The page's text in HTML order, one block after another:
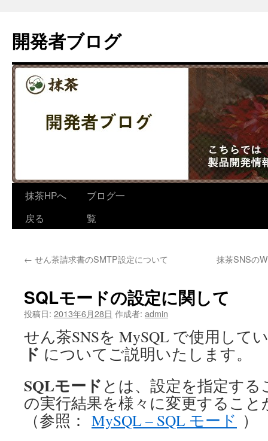
テ
ン
へ
ス
キ
ッ
プ
開発者ブログ
抹茶HPへ
戻る
ブログ一
覧
← せん茶請求書のSMTP設定について 抹茶SNSの
SQLモードの設定に関して
投稿日: 2013年6月28日 作成者: admin
せん茶SNSを MySQL で使用して
ド についてご説明いたします。
SQLモード とは、設定を指定する
の実行結果を様々に変更するこ
（参照： MySQL – SQL モード ）